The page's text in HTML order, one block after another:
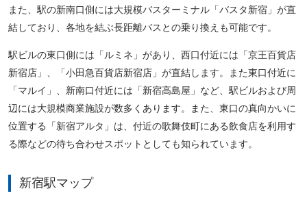
また、駅の新南口側には大規模バスターミナル「バスタ新宿」が直
結しており、各地を結ぶ長距離バスとの乗り換えも可能です。
駅ビルの東口側には「ルミネ」があり、西口付近には「京王百貨店
新宿店」、「小田急百貨店新宿店」が直結します。また東口付近に
「マルイ」、新南口付近には「新宿高島屋」など、駅ビルおよび周
辺には大規模商業施設が数多くあります。また、東口の真向かいに
位置する「新宿アルタ」は、付近の歌舞伎町にある飲食店を利用す
る際などの待ち合わせスポットとしても知られています。
新宿駅マップ